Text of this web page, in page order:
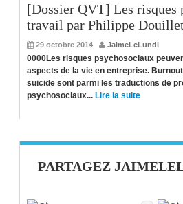
[Dossier QVT] Les risques
travail par Philippe Douillet
29 octobre 2014 JaimeLeLundi
0000Les risques psychosociaux
aspects de la vie en entreprise.
suicide sont parmi les traductions de
psychosociaux... Lire la suite
PARTAGEZ